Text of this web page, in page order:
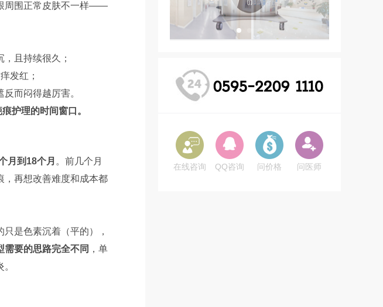
周围正常皮肤不一样——
且持续很久；
发红；
而闷得越厉害。
护理的时间窗口。
月到18个月 。前几个月
，再想改善难度和成本都
是色素沉着（平的），
需要的思路完全不同 ，单
在线咨询 QQ咨询 问价格 问医师